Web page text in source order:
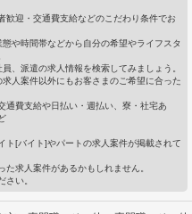
歓迎・交通費支給などのこだわり条件でお
や時間帯などから自分の希望やライフスタ
、派遣の求人情報を検索してみましょう。
人案件以外にもお客さまのご希望に合った
通費支給や日払い・週払い、寮・社宅あ
ト[バイト]やパートの求人案件が掲載されて
求人案件があるかもしれません。
さい。